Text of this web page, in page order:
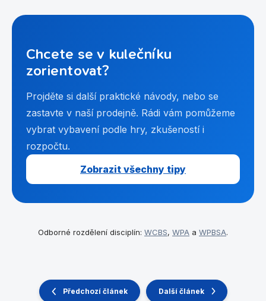
Chcete se v kulečníku
zorientovat?
Projděte si další praktické návody, nebo se
zastavte v naší prodejně. Rádi vám pomůžeme
vybrat vybavení podle hry, zkušeností i
rozpočtu.
Zobrazit všechny tipy
Odborné rozdělení disciplín: WCBS, WPA a WPBSA.
Předchozí článek Další článek